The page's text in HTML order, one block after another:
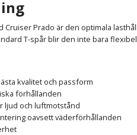
Cruiser Prado är den optimala
T-spår blir den inte bara
kvalitet och passform
förhållanden
ljud och luftmotstånd
oavsett väderförhållanden